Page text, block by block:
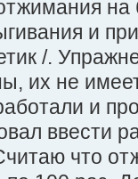
на
и
/.
их не
и
ввести
что